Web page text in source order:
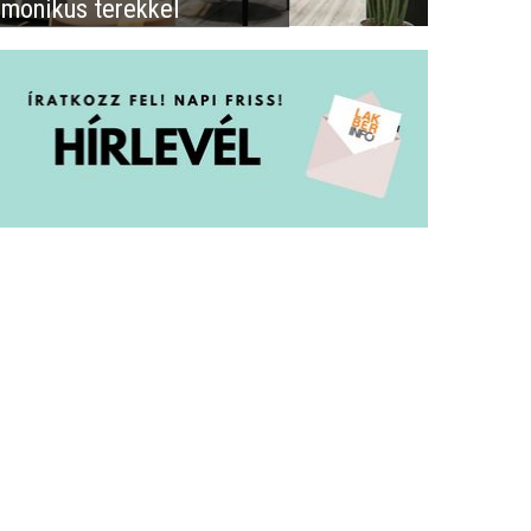
terekkel